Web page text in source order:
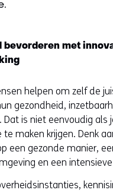
bevorderen met
helpen om zelf de
gezondheid,
is niet eenvoudig als
maken krijgen. Denk
een gezonde manier,
en een